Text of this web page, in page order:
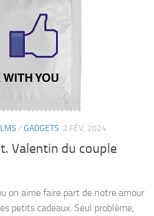
/ GADGETS 2 FÉV, 2024
Valentin du couple
on aime faire part de notre amour
petits cadeaux. Seul problème,